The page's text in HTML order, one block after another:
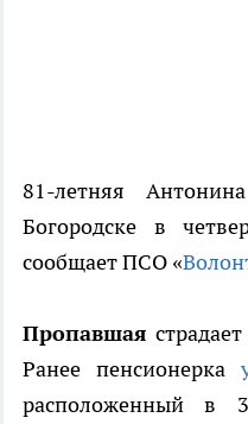
81-летняя
Богородске в
сообщает ПСО «
Пропавшая
Ранее пенсионерка
расположенный в